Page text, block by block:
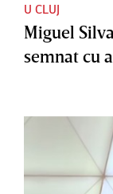
U CLUJ
Miguel
semnat cu